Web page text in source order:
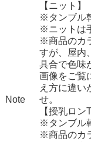
Note
【ニット】
※タンブル
※ニットは
※商品のカ
すが、屋内
具合で色味
画像をご覧
え方に違い
せ。
【授乳ロン
※タンブル
※商品のカ